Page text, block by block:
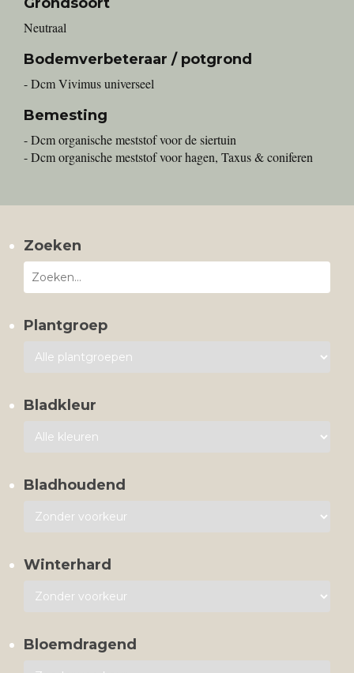
Neutraal
Bodemverbeteraar / potgrond
- Dcm Vivimus universeel
Bemesting
- Dcm organische meststof voor de siertuin
- Dcm organische meststof voor hagen, Taxus & coniferen
Zoeken
Plantgroep
Bladkleur
Bladhoudend
Winterhard
Bloemdragend